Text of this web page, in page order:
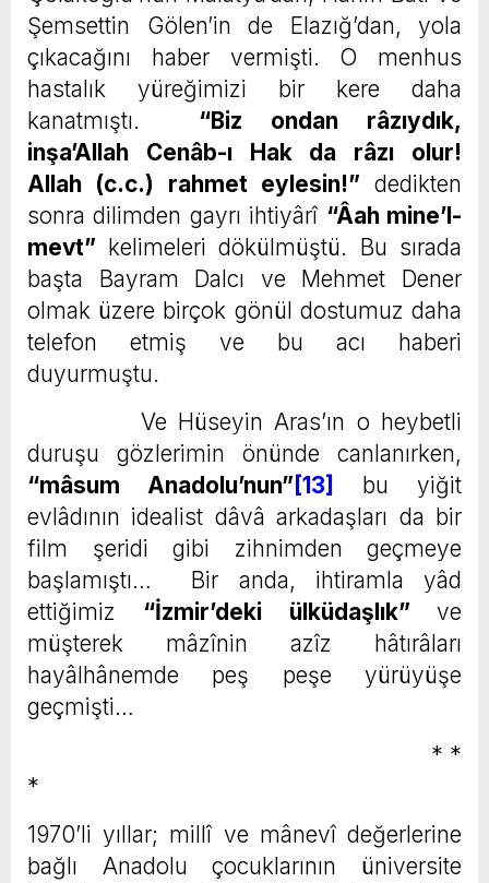
Şemsettin Gölen’in de Elazığ’dan, yola
çıkacağını haber vermişti. O menhus
hastalık yüreğimizi bir kere daha
kanatmıştı.
“Biz ondan râzıydık,
inşa’Allah Cenâb-ı Hak da râzı olur!
Allah (c.c.) rahmet eylesin!” dedikten
sonra dilimden gayrı ihtiyârî “Âah mine’l-
mevt” kelimeleri dökülmüştü. Bu sırada
başta Bayram Dalcı ve Mehmet Dener
olmak üzere birçok gönül dostumuz daha
telefon etmiş ve bu acı haberi
duyurmuştu.
Ve Hüseyin Aras’ın o heybetli
duruşu gözlerimin önünde canlanırken,
“mâsum Anadolu’nun” [13]
bu yiğit
evlâdının idealist dâvâ arkadaşları da bir
film şeridi gibi zihnimden geçmeye
başlamıştı… Bir anda, ihtiramla yâd
ettiğimiz “İzmir’deki ülküdaşlık”ve
müşterek mâzînin azîz hâtırâları
hayâlhânemde peş peşe yürüyüşe
geçmişti…
* *
*
1970’li yıllar; millî ve mânevî değerlerine
bağlı Anadolu çocuklarının üniversite